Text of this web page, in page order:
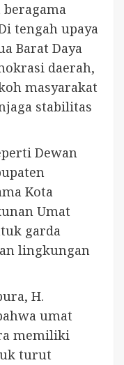
tengah upaya
Barat Daya
daerah,
masyarakat
stabilitas
Dewan
Kota
Umat
garda
lingkungan
H.
umat
memiliki
turut